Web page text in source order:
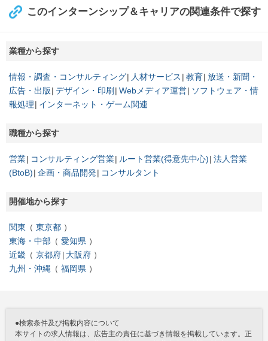
このインターンシップ＆キャリアの関連条件で探す
業種から探す
情報・調査・コンサルティング 人材サービス 教育 放送・新聞・
広告・出版 デザイン・印刷 Webメディア運営
ソフトウェア・情
報処理
インターネット・ゲーム関連
職種から探す
営業 コンサルティング営業 ルート営業(得意先中心) 法人営業
(BtoB) 企画・商品開発 コンサルタント
開催地から探す
関東
東京都
東海・中部
愛知県
近畿
京都府 大阪府
九州・沖縄
福岡県
●検索条件及び掲載内容について
本サイトの求人情報は、広告主の責任に基づき情報を掲載しています。正